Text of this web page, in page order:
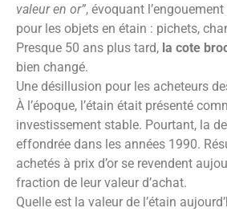
valeur en or”, évoquant
pour les objets en étain : pichets,
Presque 50 ans plus tard, la cote
bien changé.
Une désillusion pour les acheteurs
À l’époque, l’étain était présenté
investissement stable. Pourtant, la
effondrée dans les années 1990.
achetés à prix d’or se revendent
fraction de leur valeur d’achat.
Quelle est la valeur de l’étain